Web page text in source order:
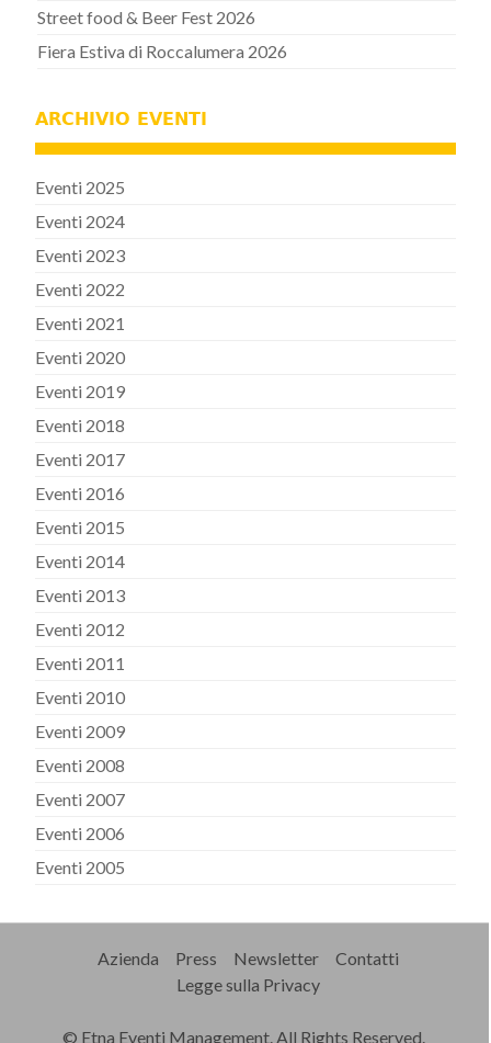
Street food & Beer Fest 2026
Fiera Estiva di Roccalumera 2026
ARCHIVIO EVENTI
Eventi 2025
Eventi 2024
Eventi 2023
Eventi 2022
Eventi 2021
Eventi 2020
Eventi 2019
Eventi 2018
Eventi 2017
Eventi 2016
Eventi 2015
Eventi 2014
Eventi 2013
Eventi 2012
Eventi 2011
Eventi 2010
Eventi 2009
Eventi 2008
Eventi 2007
Eventi 2006
Eventi 2005
Azienda Press Newsletter
Contatti
Legge sulla Privacy
© Etna Eventi Management. All Rights Reserved.